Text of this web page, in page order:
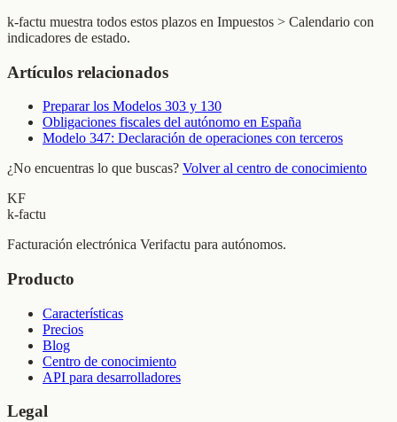
k-factu muestra todos estos plazos en Impuestos > Calendario con
indicadores de estado.
Artículos relacionados
Preparar los Modelos 303 y 130
Obligaciones fiscales del autónomo en España
Modelo 347: Declaración de operaciones con terceros
¿No encuentras lo que buscas? Volver al centro de conocimiento
KF
k-factu
Facturación electrónica Verifactu para autónomos.
Producto
Características
Precios
Blog
Centro de conocimiento
API para desarrolladores
Legal